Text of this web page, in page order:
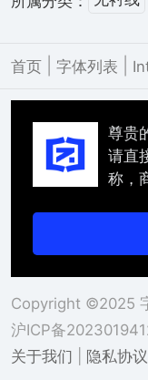
首页 字体列表
尊贵
请直
称，
Copyright ©2025
沪ICP备
关于我们
隐私协议